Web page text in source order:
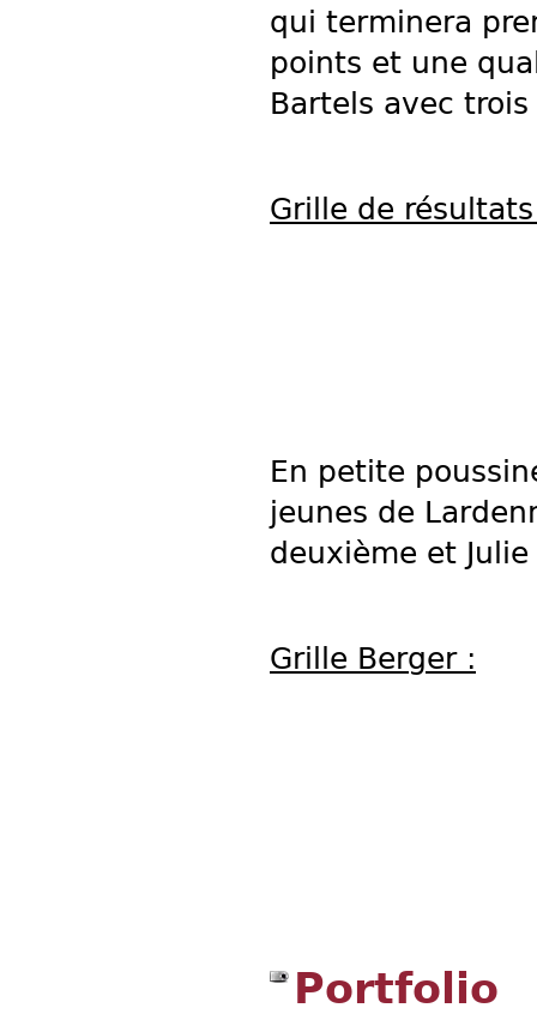
qui terminera
points et une
Bartels avec
Grille de
En petite
jeunes de
deuxième et
Grille Berger :
Portfolio